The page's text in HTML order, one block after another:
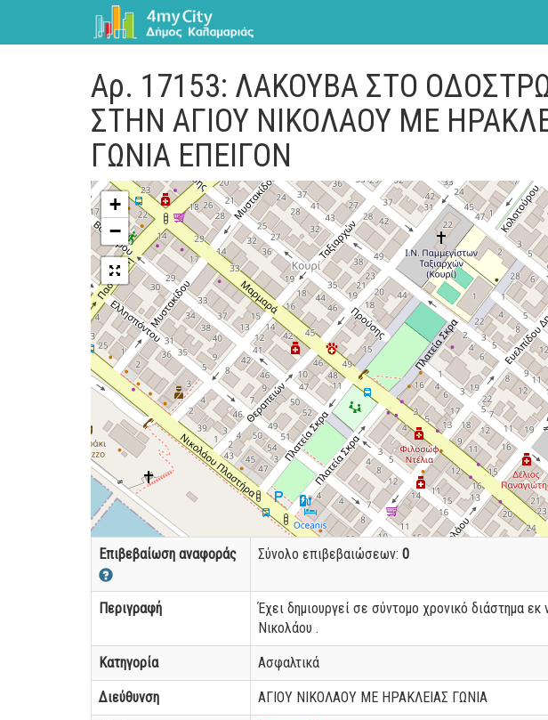
Αρ. 17153: ΛΑΚΟΥΒΑ ΣΤΟ
ΣΤΗΝ ΑΓΙΟΥ ΝΙΚΟΛΑΟΥ ΜΕ
ΓΩΝΙΑ ΕΠΕΙΓΟΝ
+
−
Επιβεβαίωση αναφοράς Σύνολο επιβεβαιώσεων: 0
Περιγραφή
Έχει δημιουργεί σε σύντομο χρονικό διάστημα
Νικολάου .
Κατηγορία Ασφαλτικά
Διεύθυνση ΑΓΙΟΥ ΝΙΚΟΛΑΟΥ ΜΕ ΗΡΑΚΛΕΙΑΣ ΓΩΝΙΑ